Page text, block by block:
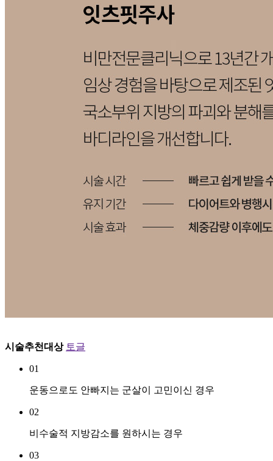
시술추천대상 토글
01
운동으로도 안빠지는 군살이 고민이신 경우
02
비수술적 지방감소를 원하시는 경우
03